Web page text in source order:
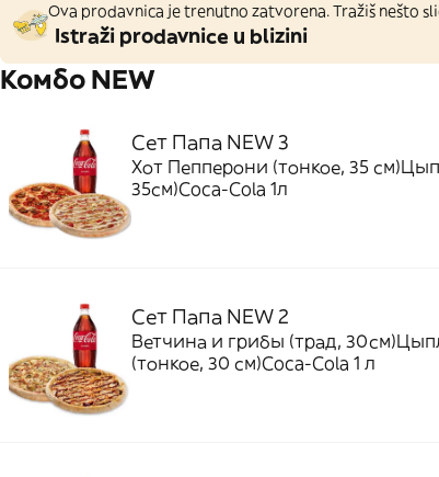
Ova prodavnica je trenutno zatvorena. Tražiš nešto
Istraži prodavnice u blizini
Комбо NEW
Сет Папа NEW 3
Хот Пепперони (тонкое, 35
35см)Coca-Cola 1л
Сет Папа NEW 2
Ветчина и грибы (трад,
(тонкое, 30 см)Coca-Cola 1 л